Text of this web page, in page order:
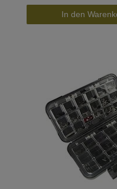
In den